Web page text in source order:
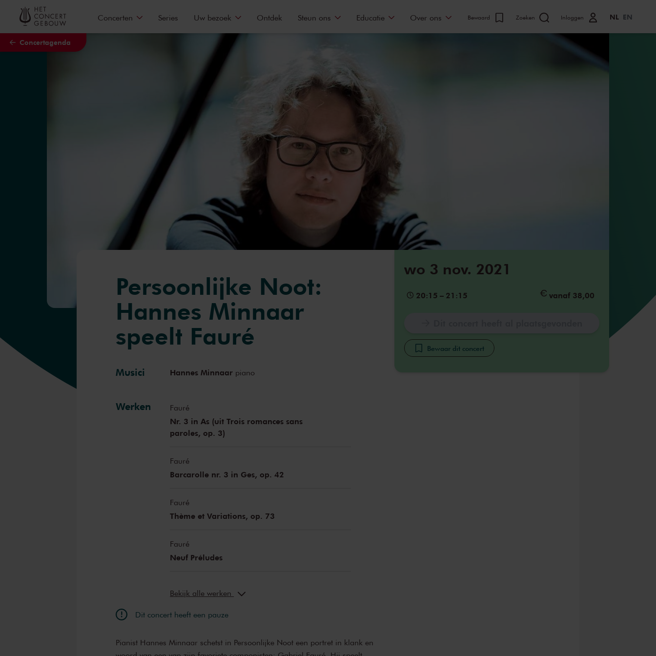
Naar hoofdcontent
Concertagenda
Concerten Series Uw bezoek Ontdek Steun ons Educatie Over ons Bewaard Zoeken Inloggen NL EN
wo 3 nov. 2021
20:15 – 21:15 vanaf 38,00
Bewaar dit concert
Persoonlijke Noot:
Hannes Minnaar
speelt Fauré
Musici Hannes Minnaar piano
Werken Fauré
Nr. 3 in As (uit Trois romances sans
paroles, op. 3)
Fauré
Barcarolle nr. 3 in Ges, op. 42
Fauré
Thème et Variations, op. 73
Fauré
Neuf Préludes
Bekijk alle werken
Dit concert heeft een pauze
Pianist Hannes Minnaar schetst in Persoonlijke Noot een portret in klank en